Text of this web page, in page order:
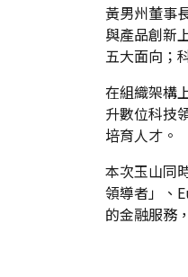
黃男州董事
與產品創新
五大面向；
在組織架構
升數位科技
培育人才。
本次玉山同
領導者」、
的金融服務